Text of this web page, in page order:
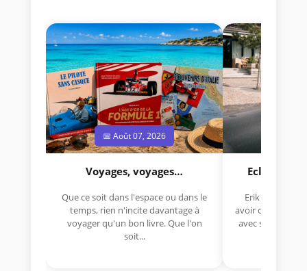
📅 Août 07, 2026
Voyages, voyages…
Que ce soit dans l'espace ou dans le
temps, rien n'incite davantage à
voyager qu'un bon livre. Que l'on
soit...
Eclectica
Erik Comas,
avoir déjà
avec sa Lancia